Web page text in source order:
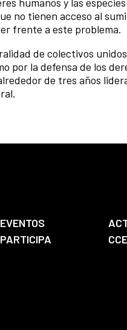
no tienen acceso al
frente a este problema.
de colectivos
por la defensa de los
de tres años
EVENTOS
PARTICIPA
CCE